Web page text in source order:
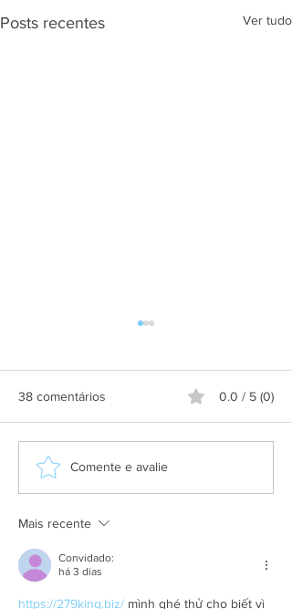
Posts recentes Ver tudo
Grupo Salineira promove
38 comentários 0.0 / 5 (0)
Comente e avalie
Mais recente
Convidado:
há 3 dias
https://279king.biz/ mình ghé thử cho biết vì